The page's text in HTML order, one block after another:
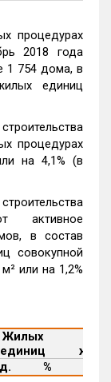
процедурах
2018 года
1 754 дома, в
единиц
процедурах
на 4,1% (в
активное
в состав
совокупной
или на 1,2%
Жилых
единиц
%